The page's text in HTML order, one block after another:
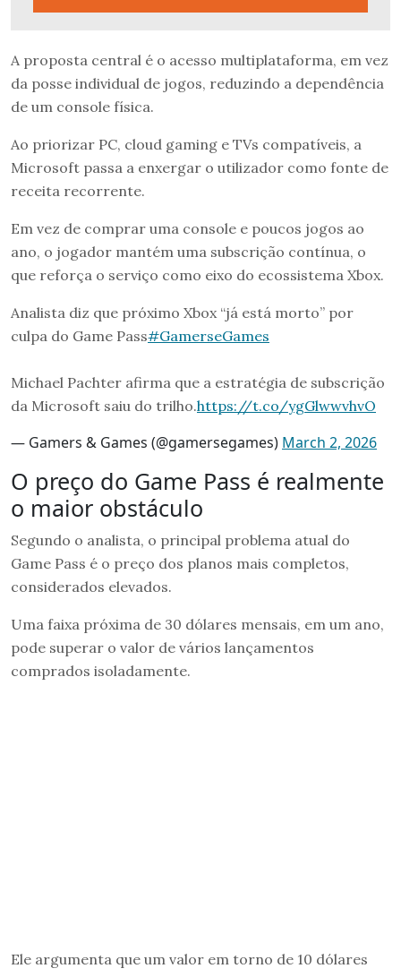
A proposta central é o acesso multiplataforma, em vez
da posse individual de jogos, reduzindo a dependência
de um console física.
Ao priorizar PC, cloud gaming e TVs compatíveis, a
Microsoft passa a enxergar o utilizador como fonte de
receita recorrente.
Em vez de comprar uma console e poucos jogos ao
ano, o jogador mantém uma subscrição contínua, o
que reforça o serviço como eixo do ecossistema Xbox.
Analista diz que próximo Xbox “já está morto” por
culpa do Game Pass#GamerseGames
Michael Pachter afirma que a estratégia de subscrição
da Microsoft saiu do trilho.https://t.co/ygGlwwvhvO
— Gamers & Games (@gamersegames) March 2, 2026
O preço do Game Pass é realmente
o maior obstáculo
Segundo o analista, o principal problema atual do
Game Pass é o preço dos planos mais completos,
considerados elevados.
Uma faixa próxima de 30 dólares mensais, em um ano,
pode superar o valor de vários lançamentos
comprados isoladamente.
Ele argumenta que um valor em torno de 10 dólares